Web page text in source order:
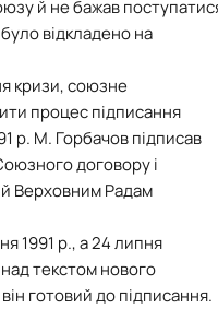
й не бажав
відкладено на
кризи, союзне
процес підписання
р. М. Горбачов підписав
договору і
Верховним Радам
1991 р., а 24 липня
текстом нового
готовий до підписання.